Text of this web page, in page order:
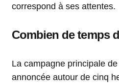
correspond à ses attentes.
Combien de temps
La campagne principale
annoncée autour de cinq